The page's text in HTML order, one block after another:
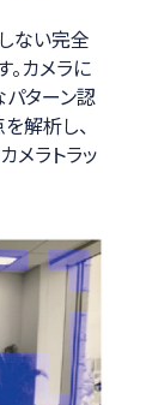
ない完全
カメラに
パターン認
解析し、
メラトラッ